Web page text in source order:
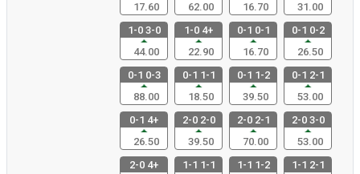
17.60
62.00
16.70
31.00
1-0 3-0
44.00
1-0 4+
22.90
0-1 0-1
16.70
0-1 0-2
26.50
0-1 0-3
88.00
0-1 1-1
18.50
0-1 1-2
39.50
0-1 2-1
53.00
0-1 4+
26.50
2-0 2-0
39.50
2-0 2-1
70.00
2-0 3-0
53.00
2-0 4+
1-1 1-1
1-1 1-2
1-1 2-1